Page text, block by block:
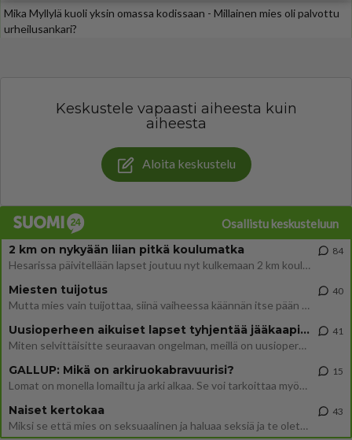
Mika Myllylä kuoli yksin omassa kodissaan - Millainen mies oli palvottu
urheilusankari?
Keskustele vapaasti aiheesta kuin
aiheesta
Aloita keskustelu
Osallistu keskusteluun
2 km on nykyään liian pitkä koulumatka
Hesarissa päivitellään lapset joutuu nyt kulkemaan 2 km kouluun jösses. Ruostefillarilla tuo matka menee vaikka miten äk
84
Miesten tuijotus
Mutta mies vain tuijottaa, siinä vaiheessa käännän itse pään pois. Mikä juttu? Yleensä jos joku tuijottaa tai katsoo, hä
40
Uusioperheen aikuiset lapset tyhjentää jääkaapin käydessään
Miten selvittäisitte seuraavan ongelman, meillä on uusioperhe, minulla teini-ikäiset lapset ja puolisolla aikuiset, jotk
41
GALLUP: Mikä on arkiruokabravuurisi?
Lomat on monella lomailtu ja arki alkaa. Se voi tarkoittaa myös sitä, että grillailut on grillattu ja palataan arjen ruo
15
Naiset kertokaa
Miksi se että mies on seksuaalinen ja haluaa seksiä ja te olette hänen mielestänne haluttava on vastenmielistä? Mikä sii
43